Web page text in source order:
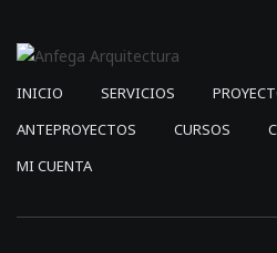
INICIO SERVICIOS
ANTEPROYECTOS
CURSOS
MI CUENTA